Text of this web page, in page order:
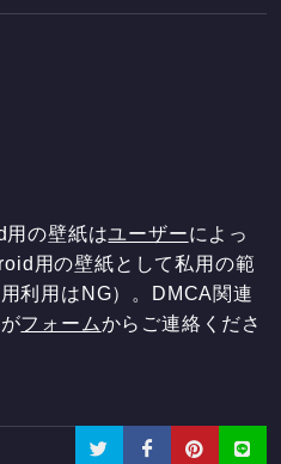
用の壁紙はユーザーによっ
用の壁紙として私用の範
利用はNG）。DMCA関連
フォームからご連絡くださ